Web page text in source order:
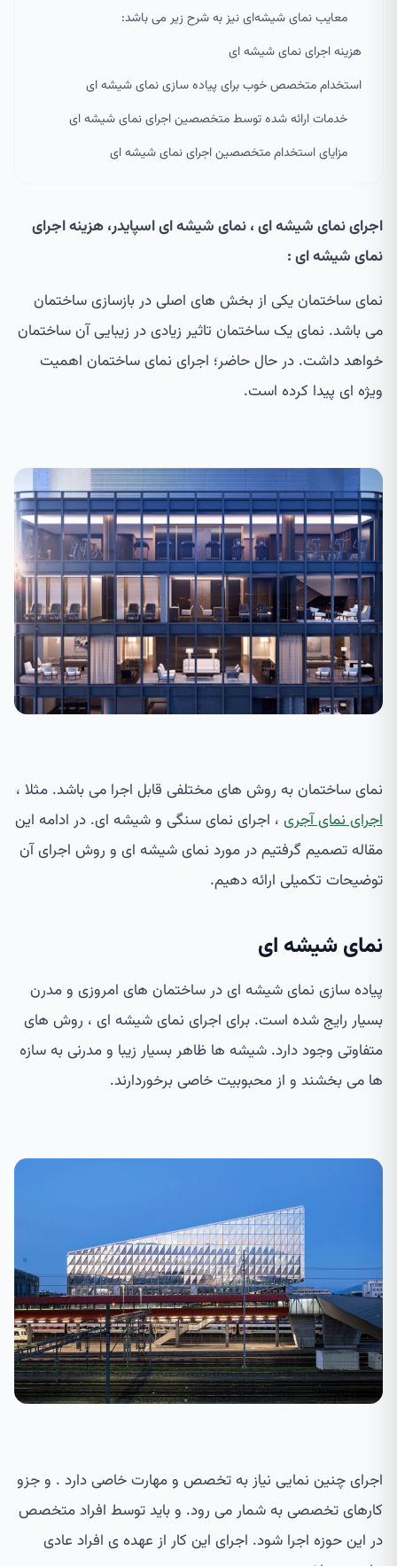
معایب نمای شیشه‌ای نیز به شرح زیر می باشد:
هزینه اجرای نمای شیشه ای
استخدام متخصص خوب برای پیاده سازی نمای شیشه ای
خدمات ارائه شده توسط متخصصین اجرای نمای شیشه ای
مزایای استخدام متخصصین اجرای نمای شیشه ای
اجرای نمای شیشه ای ، نمای شیشه ای اسپایدر، هزینه اجرای
نمای شیشه ای :
نمای ساختمان یکی از بخش های اصلی در بازسازی ساختمان
می باشد. نمای یک ساختمان تاثیر زیادی در زیبایی آن ساختمان
خواهد داشت. در حال حاضر؛ اجرای نمای ساختمان اهمیت
ویژه ای پیدا کرده است.
نمای ساختمان به روش های مختلفی قابل اجرا می باشد. مثلا ،
اجرای نمای آجری ، اجرای نمای سنگی و شیشه ای. در ادامه این
مقاله تصمیم گرفتیم در مورد نمای شیشه ای و روش اجرای آن
توضیحات تکمیلی ارائه دهیم.
نمای شیشه ای
پیاده سازی نمای شیشه ای در ساختمان های امروزی و مدرن
بسیار رایج شده است. برای اجرای نمای شیشه ای ، روش های
متفاوتی وجود دارد. شیشه ها ظاهر بسیار زیبا و مدرنی به سازه
ها می بخشند و از محبوبیت خاصی برخوردارند.
اجرای چنین نمایی نیاز به تخصص و مهارت خاصی دارد . و جزو
کارهای تخصصی به شمار می رود. و باید توسط افراد متخصص
در این حوزه اجرا شود. اجرای این کار از عهده ی افراد عادی